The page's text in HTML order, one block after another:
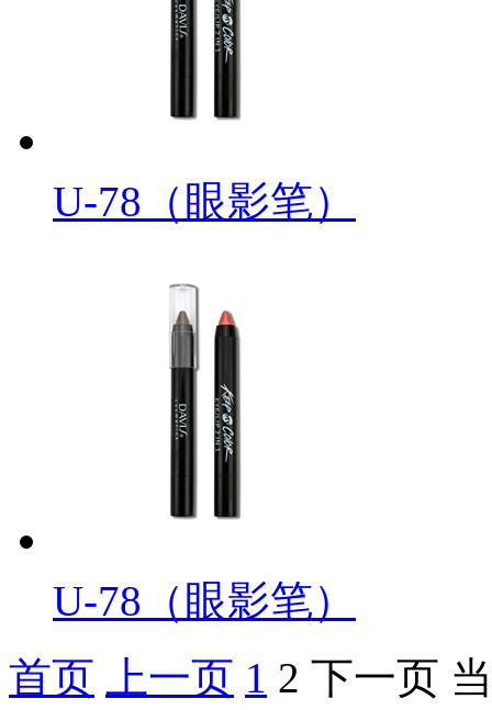
U-78（眼影笔）
U-78（眼影笔）
首页
上一页 1 2 下一页